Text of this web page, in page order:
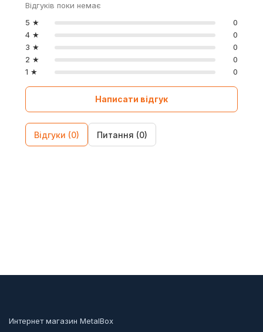
Відгуків поки немає
5 ★
0
4 ★
0
3 ★
0
2 ★
0
1 ★
0
Написати відгук
Відгуки (0) Питання (0)
Интернет магазин MetalBox